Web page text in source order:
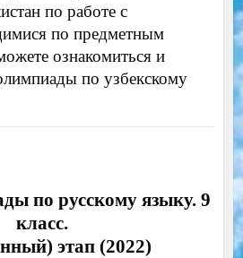
по работе с
по предметным
ознакомиться и
по узбекскому
по русскому языку. 9
класс.
этап (2022)